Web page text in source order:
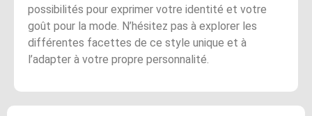
possibilités pour exprimer votre identité et votre
goût pour la mode. N’hésitez pas à explorer les
différentes facettes de ce style unique et à
l’adapter à votre propre personnalité.